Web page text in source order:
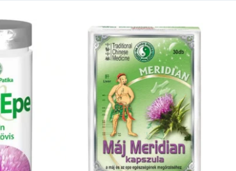
Kívánságlistához
adás